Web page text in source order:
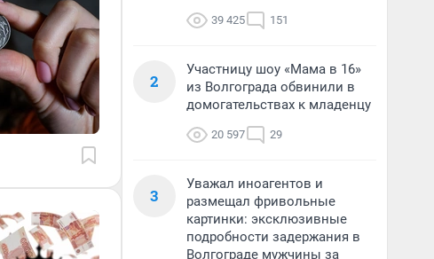
39 425 151
2
Участницу шоу «Мама в 16»
из Волгограда обвинили в
домогательствах к младенцу
20 597 29
3
Уважал иноагентов и
размещал фривольные
картинки: эксклюзивные
подробности задержания в
Волгограде мужчины за